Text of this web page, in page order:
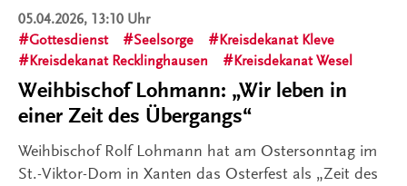
05.04.2026, 13:10 Uhr
Gottesdienst
Seelsorge
Kreisdekanat Kleve
Kreisdekanat Recklinghausen
Kreisdekanat Wesel
Weihbischof Lohmann: „Wir leben in
einer Zeit des Übergangs“
Weihbischof Rolf Lohmann hat am Ostersonntag im
St.-Viktor-Dom in Xanten das Osterfest als „Zeit des